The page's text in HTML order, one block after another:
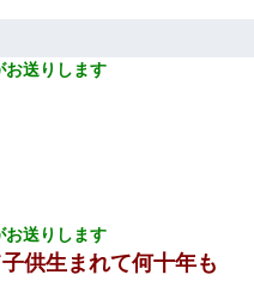
お送りします
お送りします
供生まれて何十年も